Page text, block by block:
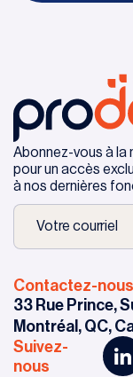
Abonnez-vous à la
pour un accès
à nos dernières
Contactez-nous
33 Rue Prince,
Montréal, QC,
Suivez-
nous